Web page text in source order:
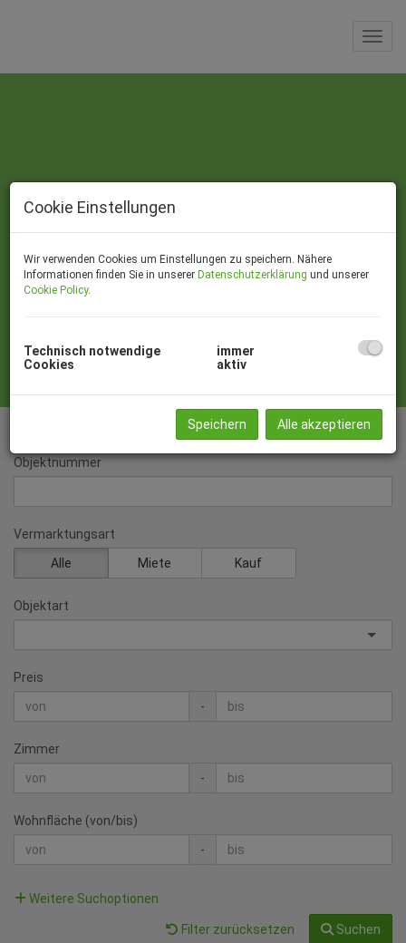
Aktuelle Projekte
Objektnummer
Vermarktungsart
Alle
Miete Kauf
Objektart
Preis
-
Zimmer
-
Wohnfläche (von/bis)
-
Weitere Suchoptionen
Filter zurücksetzen Suchen
Cookie Einstellungen
Wir verwenden Cookies um Einstellungen zu speichern. Nähere
Informationen finden Sie in unserer Datenschutzerklärung und unserer
Cookie Policy.
Technisch notwendige
Cookies
immer
aktiv
Speichern Alle akzeptieren